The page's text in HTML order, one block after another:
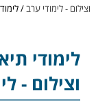
וצילום - לימודי ערב/
לימודי
וצילום -